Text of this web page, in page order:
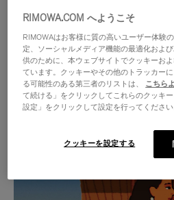
IS
IS
RIMOWA.COM へようこそ
RIMOWAはお客様に質の高いユーザー体験
定、ソーシャルメディア機能の最適化およ
供のために、本ウェブサイトでクッキーお
ています。クッキーやその他のトラッカー
る可能性のある第三者のリストは、 こちら
て続ける」をクリックしてこれらのクッキ
設定」をクリックして設定を行ってください
クッキーを設定する